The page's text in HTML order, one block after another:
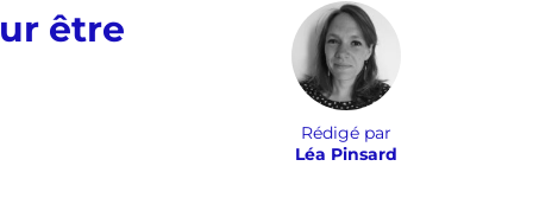
être
Rédigé par
Léa Pinsard